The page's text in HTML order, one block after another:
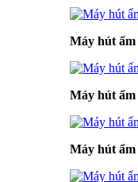
Máy hút ẩm
Máy hút ẩm
Máy hút ẩm